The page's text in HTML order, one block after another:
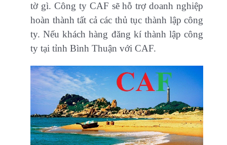
tờ gì. Công ty CAF sẽ hỗ trợ doanh nghiệp
hoàn thành tất cả các thủ tục thành lập công
ty. Nếu khách hàng đăng kí thành lập công
ty tại tỉnh Bình Thuận với CAF.